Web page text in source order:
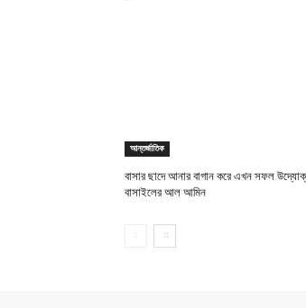
আন্তর্জাতিক
বাসার ছাদে আনার বাগান করে এখন সফল
বাসাইলের আল আমিন